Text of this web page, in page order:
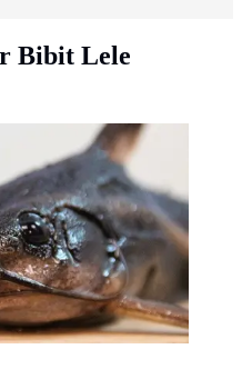
Bibit Lele
M. from Pixabay